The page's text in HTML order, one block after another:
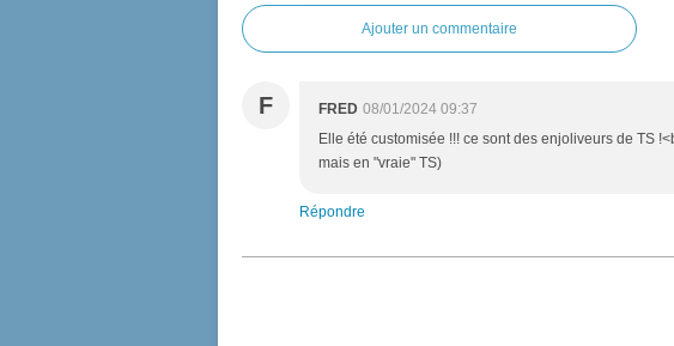
Ajouter un commentaire
F FRED 08/01/2024 09:37
Elle été customisée !!! ce sont des enjoliveurs de TS
mais en "vraie" TS)
Répondre